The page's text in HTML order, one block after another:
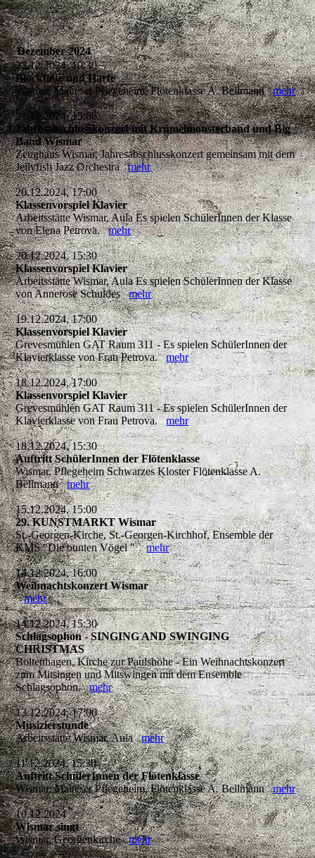
Dezember 2024
23.12.2024, 10:30
Blockflöte und Harfe
Wismar, Malteser Pflegeheim, Flötenklasse A. Bellmannmehr
21.12.2024, 15:00
Jahresabschlusskonzert mit Krümelmonsterband und Big
Band Wismar
Zeughaus Wismar, Jahresabschlusskonzert gemeinsam mit dem
Jellyfish Jazz Orchestramehr
20.12.2024, 17:00
Klassenvorspiel Klavier
Arbeitsstätte Wismar, Aula Es spielen SchülerInnen der Klasse
von Elena Petrova.mehr
20.12.2024, 15:30
Klassenvorspiel Klavier
Arbeitsstätte Wismar, Aula Es spielen SchülerInnen der Klasse
von Annerose Schuldesmehr
19.12.2024, 17:00
Klassenvorspiel Klavier
Grevesmühlen GAT Raum 311 - Es spielen SchülerInnen der
Klavierklasse von Frau Petrova.mehr
18.12.2024, 17:00
Klassenvorspiel Klavier
Grevesmühlen GAT Raum 311 - Es spielen SchülerInnen der
Klavierklasse von Frau Petrova.mehr
18.12.2024, 15:30
Auftritt SchülerInnen der Flötenklasse
Wismar, Pflegeheim Schwarzes Kloster Flötenklasse A.
Bellmannmehr
15.12.2024, 15:00
29. KUNSTMARKT Wismar
St.-Georgen-Kirche, St.-Georgen-Kirchhof, Ensemble der
KMS "Die bunten Vögel "mehr
14.12.2024, 16:00
Weihnachtskonzert Wismar
mehr
14.12.2024, 15:30
Schlagsophon - SINGING AND SWINGING
CHRISTMAS
Boltenhagen, Kirche zur Paulshöhe - Ein Weihnachtskonzert
zum Mitsingen und Mitswingen mit dem Ensemble
Schlagsophon.mehr
13.12.2024, 17:00
Musizierstunde
Arbeitsstätte Wismar, Aulamehr
11.12.2024, 15:30
Auftritt SchülerInnen der Flötenklasse
Wismar, Malteser Pflegeheim, Flötenklasse A. Bellmannmehr
10.12.2024
Wismar singt
Wismar, Georgenkirchemehr